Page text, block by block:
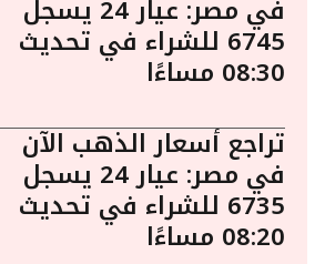
في مصر: عيار 24 يسجل
6745 للشراء في تحديث
08:30 مساءًا
تراجع أسعار الذهب الآن
في مصر: عيار 24 يسجل
6735 للشراء في تحديث
08:20 مساءًا